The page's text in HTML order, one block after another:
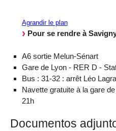
Agrandir le plan
Pour se rendre à
A6 sortie Melun-Sénart
Gare de Lyon - RER D -
Bus : 31-32 : arrêt Léo
Navette gratuite à la gare
21h
Documentos